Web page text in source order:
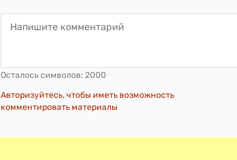
Осталось символов: 2000
Авторизуйтесь, чтобы иметь возможность
комментировать материалы